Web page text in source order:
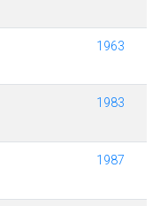
1963
1983
1987